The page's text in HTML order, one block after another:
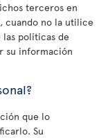
terceros en
cuando no la utilice
las políticas de
su información
que lo
Su